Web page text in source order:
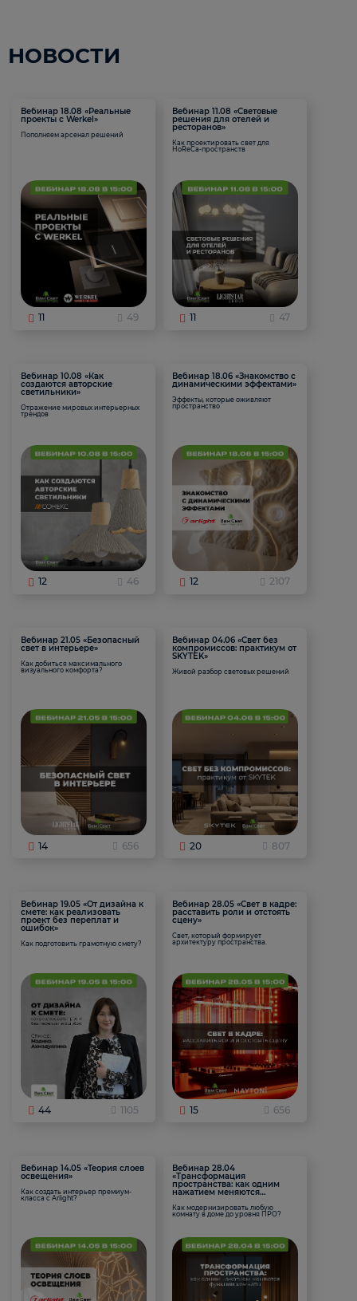
НОВОСТИ
Вебинар 18.08 «Реальные
проекты с Werkel»
Пополняем арсенал решений
11 49
Вебинар 11.08 «Световые
решения для отелей и
ресторанов»
Как проектировать свет для
HoReCa-пространств
11 47
Вебинар 10.08 «Как
создаются авторские
светильники»
Отражение мировых интерьерных
трендов
12 46
Вебинар 18.06 «Знакомство с
динамическими эффектами»
Эффекты, которые оживляют
пространство
12 2107
Вебинар 21.05 «Безопасный
свет в интерьере»
Как добиться максимального
визуального комфорта?
14 656
Вебинар 04.06 «Свет без
компромиссов: практикум от
SKYTEK»
Живой разбор световых решений
20 807
Вебинар 19.05 «От дизайна к
смете: как реализовать
проект без переплат и
ошибок»
Как подготовить грамотную смету?
44 1105
Вебинар 28.05 «Свет в кадре:
расставить роли и отстоять
сцену»
Свет, который формирует
архитектуру пространства.
15 656
Вебинар 14.05 «Теория слоев
освещения»
Как создать интерьер премиум-
класса с Arlight?
Вебинар 28.04
«Трансформация
пространства: как одним
нажатием меняются
Как модернизировать любую
комнату в доме до уровня ПРО?